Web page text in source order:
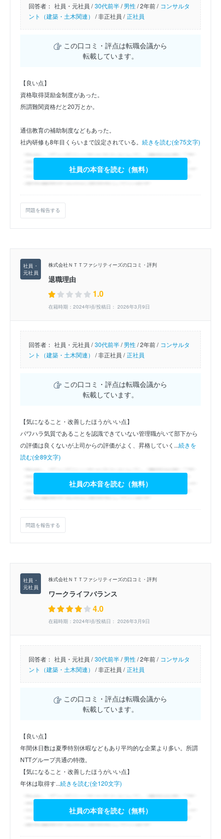
回答者： 社員・元社員 / 30代前半/男性/2年前 / コンサルタ
ント（建築・土木関連） /非正社員 / 正社員
この口コミ・評点は転職会議から
転載しています。
【良い点】
資格取得奨励金制度があった。
所謂難関資格だと20万とか。
通信教育の補助制度などもあった。
社内研修も8年目くらいまで設定されている。 続きを読む(全75文字)
社員の本音を読む（無料）
問題を報告する
株式会社ＮＴＴファシリティーズの口コミ・評判
退職理由
1.0
在籍時期：2024年頃/投稿日： 2026年3月9日
回答者： 社員・元社員 / 30代前半/男性/2年前 / コンサルタ
ント（建築・土木関連） /非正社員 / 正社員
この口コミ・評点は転職会議から
転載しています。
【気になること・改善したほうがいい点】
パワハラ気質であることを認識できていない管理職がいて部下から
の評価は良くないが上司からの評価がよく、昇格していく...続きを
読む(全89文字)
社員の本音を読む（無料）
問題を報告する
株式会社ＮＴＴファシリティーズの口コミ・評判
ワークライフバランス
4.0
在籍時期：2024年頃/投稿日： 2026年3月9日
回答者： 社員・元社員 / 30代前半/男性/2年前 / コンサルタ
ント（建築・土木関連） /非正社員 / 正社員
この口コミ・評点は転職会議から
転載しています。
【良い点】
年間休日数は夏季特別休暇などもあり平均的な企業より多い。所謂
NTTグループ共通の特徴。
【気になること・改善したほうがいい点】
年休は取得す...続きを読む(全120文字)
社員の本音を読む（無料）